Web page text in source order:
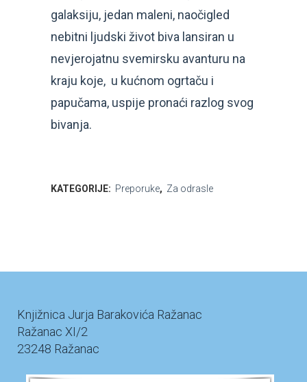
galaksiju, jedan maleni, naočigled
nebitni ljudski život biva lansiran u
nevjerojatnu svemirsku avanturu na
kraju koje, u kućnom ogrtaču i
papučama, uspije pronaći razlog svog
bivanja.
KATEGORIJE: Preporuke, Za odrasle
Knjižnica Jurja Barakovića Ražanac
Ražanac XI/2
23248 Ražanac